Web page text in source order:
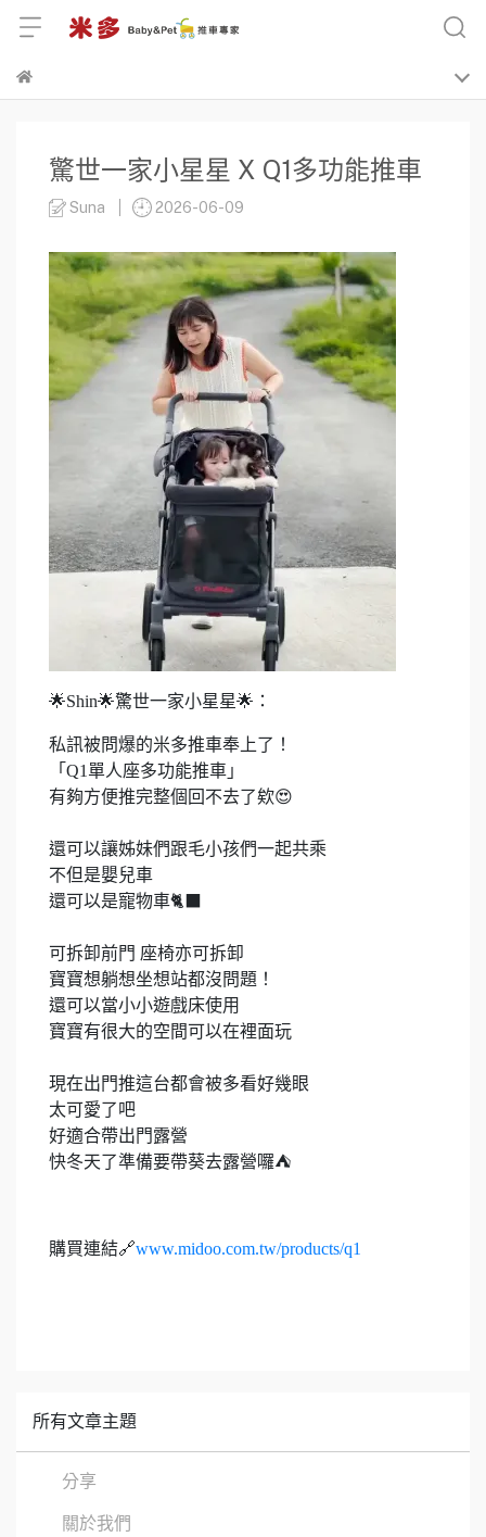
驚世一家小星星 X Q1多功能推車
Suna 2026-06-09
🌟Shin🌟驚世一家小星星🌟：
私訊被問爆的米多推車奉上了！
「Q1單人座多功能推車」
有夠方便推完整個回不去了欸😍
還可以讓姊妹們跟毛小孩們一起共乘
不但是嬰兒車
還可以是寵物車🐈‍⬛
可拆卸前門 座椅亦可拆卸
寶寶想躺想坐想站都沒問題！
還可以當小小遊戲床使用
寶寶有很大的空間可以在裡面玩
現在出門推這台都會被多看好幾眼
太可愛了吧
好適合帶出門露營
快冬天了準備要帶葵去露營囉⛺️
購買連結🔗www.midoo.com.tw/products/q1
所有文章主題
分享
關於我們